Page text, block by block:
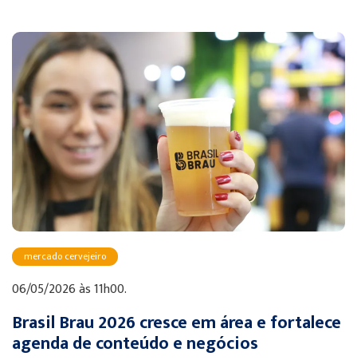
mercado cervejeiro
06/05/2026 às 11h00.
Brasil Brau 2026 cresce em área e fortalece
agenda de conteúdo e negócios